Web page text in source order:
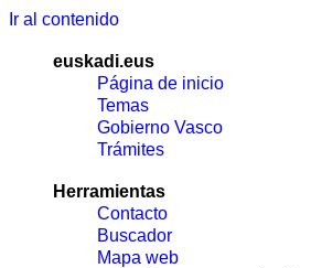
Ir al contenido
euskadi.eus
Página de inicio
Temas
Gobierno Vasco
Trámites
Herramientas
Contacto
Buscador
Mapa web